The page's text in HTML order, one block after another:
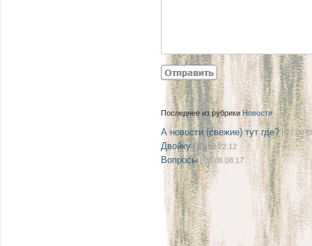
Последнее из рубрикиНовости
А новости (свежие) тут где?| 27.08
Двойку| 21.08 22:12
Вопросы| 08.08 08:17